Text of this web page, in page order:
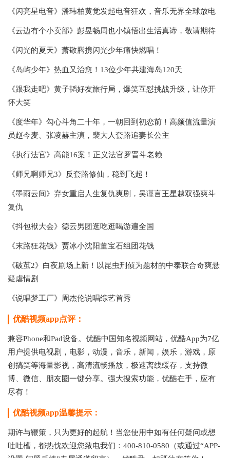
《闪亮星电音》潘玮柏黄觉发起电音狂欢，音乐无界全球放电
《云边有个小卖部》彭昱畅周也小镇悟出生活真谛，敬请期待
《闪光的夏天》萧敬腾携闪光少年痛快燃唱！
《岛屿少年》热血又治愈！13位少年共建海岛120天
《跟我走吧》黄子韬好友旅行局，爆笑互怼挑战升级，让你开
怀大笑
《度华年》勾心斗角二十年，一朝回到初恋前！高颜值流量演
员赵今麦、张凌赫主演，裴大人套路追妻长公主
《执行法官》高能16案！正义法官罗晋斗老赖
《师兄啊师兄3》反套路修仙，稳到飞起！
《墨雨云间》弃女重启人生复仇爽剧，吴谨言王星越双强爽斗
复仇
《抖包袱大会》德云男团逛吃逛喝游遍全国
《末路狂花钱》贾冰小沈阳董宝石组团花钱
《破茧2》白夜剧场上新！以昆虫刑侦为题材的中泰联合奇爽悬
疑虐情剧
《说唱梦工厂》周杰伦说唱综艺首秀
优酷视频app点评：
兼容Phone和Pad设备。优酷中国知名视频网站，优酷App为7亿
用户提供电视剧，电影，动漫，音乐，新闻，娱乐，游戏，原
创搞笑等海量影视，高清流畅播放，极速离线缓存，支持微
博、微信、朋友圈一键分享。强大搜索功能，优酷在手，应有
尽有！
优酷视频app温馨提示：
期许与鞭策，只为更好的起航！当您使用中如有任何疑问或想
吐吐槽，都热忱欢迎您致电我们：400-810-0580（或通过“APP-